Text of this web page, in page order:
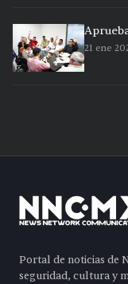
21 ene
Portal de noticias de
seguridad, cultura y